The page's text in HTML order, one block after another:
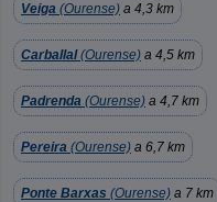
Veiga (Ourense) a 4,3 km
Carballal(Ourense) a 4,5 km
Padrenda (Ourense) a 4,7 km
Pereira (Ourense) a 6,7 km
Ponte Barxas (Ourense) a 7 km